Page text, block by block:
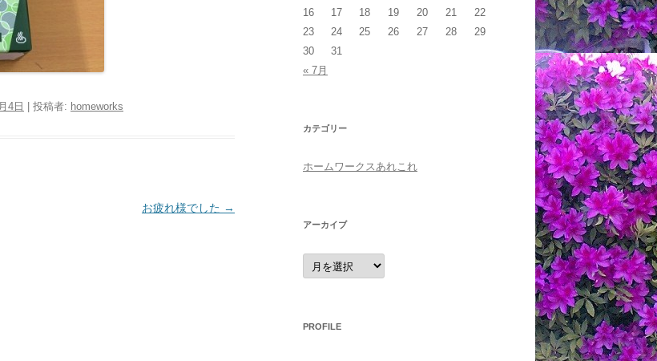
4日 投稿者: homeworks
お疲れ様でした →
16
17 18 19 20 21
22
23
24 25 26 27 28
29
30
31
« 7月
カテゴリー
ホームワークスあれこれ
アーカイブ
ア
ー
カ
PROFILE